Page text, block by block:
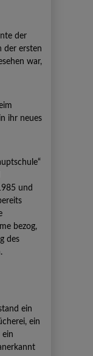
der
der ersten
war,
ihr neues
und
bezog,
des
ein
ein
ein